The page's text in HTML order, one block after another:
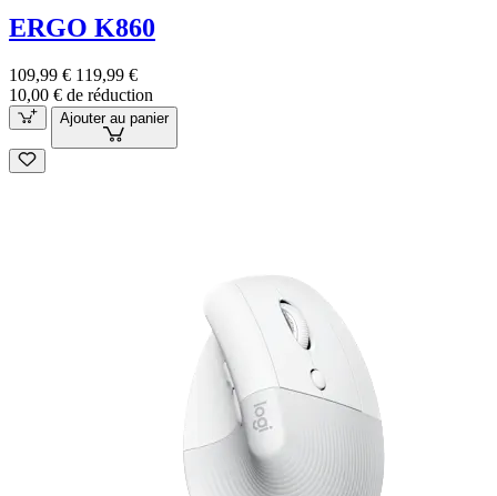
ERGO K860
109,99 € 119,99 €
10,00 € de réduction
Ajouter au panier